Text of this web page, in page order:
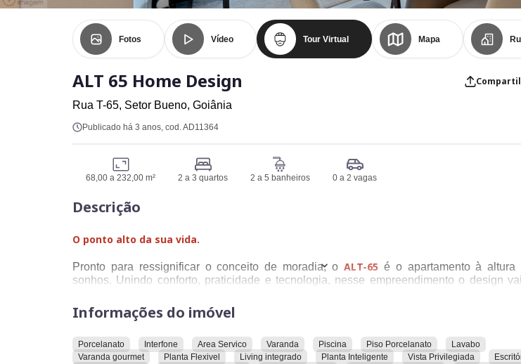
Fotos Vídeo Tour Virtual Mapa
ALT 65 Home Design
Rua T-65, Setor Bueno, Goiânia
Publicado há 3 anos, cod. AD11364
68,00 a 232,00 m² 2 a 3 quartos 2 a 5 banheiros 0 a 2 vagas
Descrição
O ponto alto da sua vida.
Pronto para ressignificar o conceito de moradia, o ALT-65 é o apartamento à altura
sonhos. Unindo conforto, praticidade e tecnologia, nesse empreendimento o design
Situado onde asfacilidades do Setor Bueno
mobiliadade para mais liberdade.
Informações do imóvel
Porcelanato Interfone Area Servico Varanda Piscina Piso Porcelanato
Lavabo
Varanda gourmet
Planta Flexivel Living integrado Planta Inteligente Vista Privilegiada